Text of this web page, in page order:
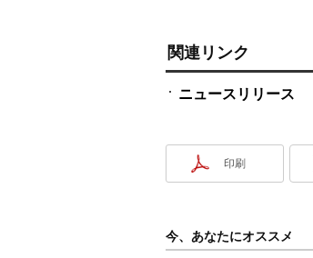
関連リンク
ニュースリリース
印刷
今、あなたにオススメ